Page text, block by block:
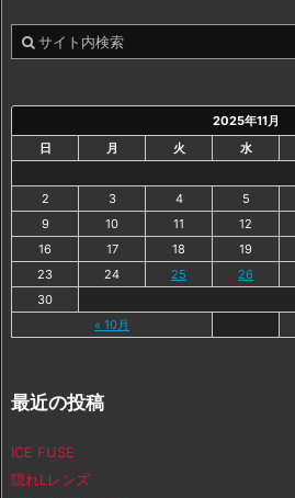
2025年11月
日
月 火 水
« 10月
2
3 4 5
9
10 11 12
16
17 18 19
23
24 25 26
30
最近の投稿
ICE FUSE
隠れLレンズ